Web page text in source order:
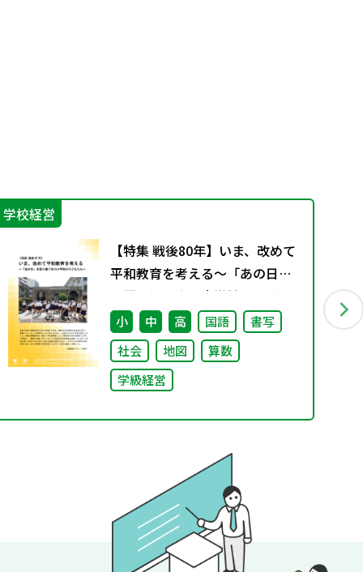
学校経営
【特集 戦後80年】いま、改めて
平和教育を考える〜「あの日」
を語り継ぐ本川小学校の子ども
たち〜
小 中 高 国語
書写
社会
地図
算数
学級経営